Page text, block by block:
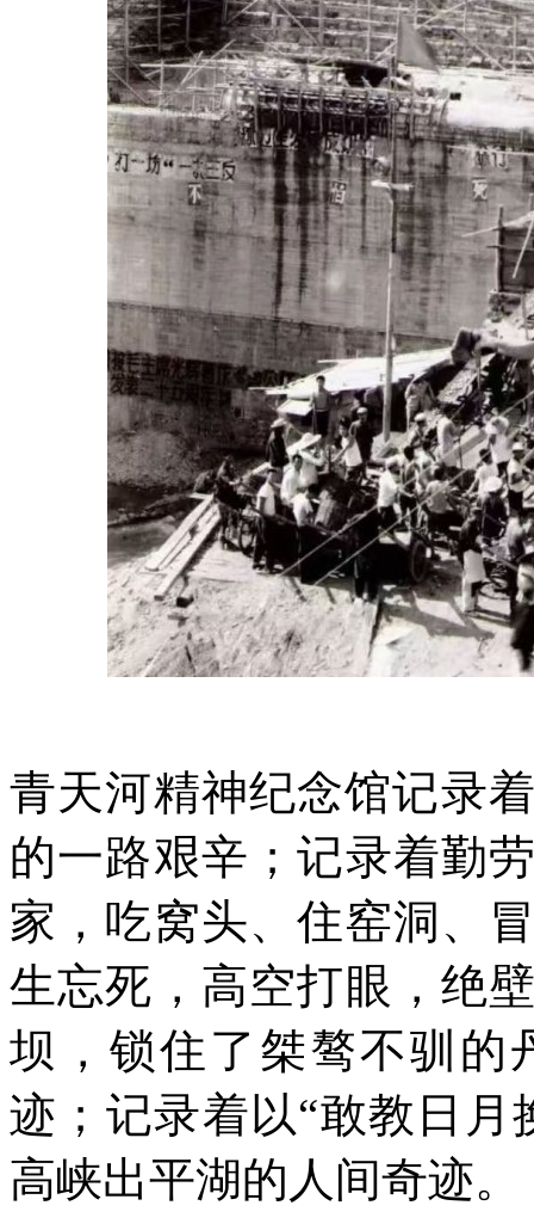
青天河精神纪念馆记录
的一路艰辛； 记录着勤
家，吃窝头、住窑洞、
生忘死，高空打眼，绝
坝，锁住了桀骜不驯的
迹；记录着以“敢教日
高峡出平湖的人间奇迹。